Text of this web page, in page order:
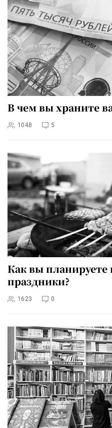
В чем вы храните
1048 5
Как вы планируете
праздники?
1623 0